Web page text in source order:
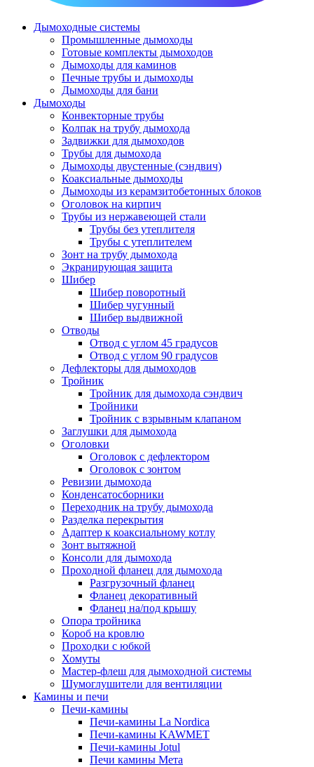
Дымоходные системы
Промышленные дымоходы
Готовые комплекты дымоходов
Дымоходы для каминов
Печные трубы и дымоходы
Дымоходы для бани
Дымоходы
Конвекторные трубы
Колпак на трубу дымохода
Задвижки для дымоходов
Трубы для дымохода
Дымоходы двустенные (сэндвич)
Коаксиальные дымоходы
Дымоходы из керамзитобетонных блоков
Оголовок на кирпич
Трубы из нержавеющей стали
Трубы без утеплителя
Трубы с утеплителем
Зонт на трубу дымохода
Экранирующая защита
Шибер
Шибер поворотный
Шибер чугунный
Шибер выдвижной
Отводы
Отвод с углом 45 градусов
Отвод с углом 90 градусов
Дефлекторы для дымоходов
Тройник
Тройник для дымохода сэндвич
Тройники
Тройник с взрывным клапаном
Заглушки для дымохода
Оголовки
Оголовок с дефлектором
Оголовок с зонтом
Ревизии дымохода
Конденсатосборники
Переходник на трубу дымохода
Разделка перекрытия
Адаптер к коаксиальному котлу
Зонт вытяжной
Консоли для дымохода
Проходной фланец для дымохода
Разгрузочный фланец
Фланец декоративный
Фланец на/под крышу
Опора тройника
Короб на кровлю
Проходки с юбкой
Хомуты
Мастер-флеш для дымоходной системы
Шумоглушители для вентиляции
Камины и печи
Печи-камины
Печи-камины La Nordica
Печи-камины KAWMET
Печи-камины Jotul
Печи камины Мета